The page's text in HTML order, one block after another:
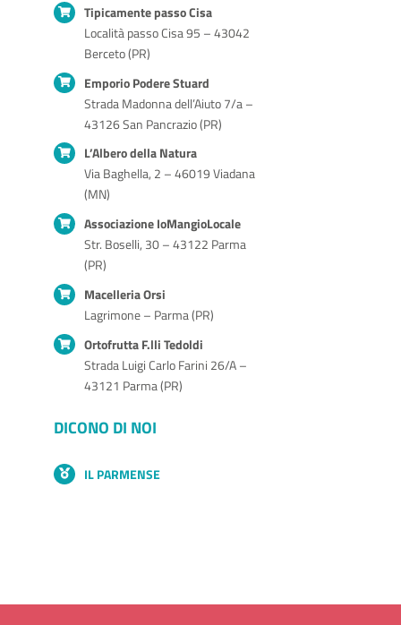
Tipicamente passo Cisa
Località passo Cisa 95 – 43042
Berceto (PR)
Emporio Podere Stuard
Strada Madonna dell’Aiuto 7/a –
43126 San Pancrazio (PR)
L’Albero della Natura
Via Baghella, 2 – 46019 Viadana
(MN)
Associazione IoMangioLocale
Str. Boselli, 30 – 43122 Parma
(PR)
Macelleria Orsi
Lagrimone – Parma (PR)
Ortofrutta F.lli Tedoldi
Strada Luigi Carlo Farini 26/A –
43121 Parma (PR)
DICONO DI NOI
IL PARMENSE